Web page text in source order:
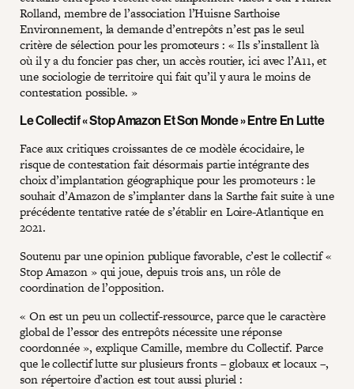
Rolland, membre de l’association l’Huisne Sarthoise
Environnement, la demande d’entrepôts n’est pas le seul
critère de sélection pour les promoteurs : « Ils s’installent là
où il y a du foncier pas cher, un accès routier, ici avec l’A11, et
une sociologie de territoire qui fait qu’il y aura le moins de
contestation possible. »
Le Collectif « Stop Amazon Et Son Monde » Entre En Lutte
Face aux critiques croissantes de ce modèle écocidaire, le
risque de contestation fait désormais partie intégrante des
choix d’implantation géographique pour les promoteurs : le
souhait d’Amazon de s’implanter dans la Sarthe fait suite à une
précédente tentative ratée de s’établir en Loire-Atlantique en
2021.
Soutenu par une opinion publique favorable, c’est le collectif «
Stop Amazon » qui joue, depuis trois ans, un rôle de
coordination de l’opposition.
« On est un peu un collectif-ressource, parce que le caractère
global de l’essor des entrepôts nécessite une réponse
coordonnée », explique Camille, membre du Collectif. Parce
que le collectif lutte sur plusieurs fronts – globaux et locaux –,
son répertoire d’action est tout aussi pluriel :